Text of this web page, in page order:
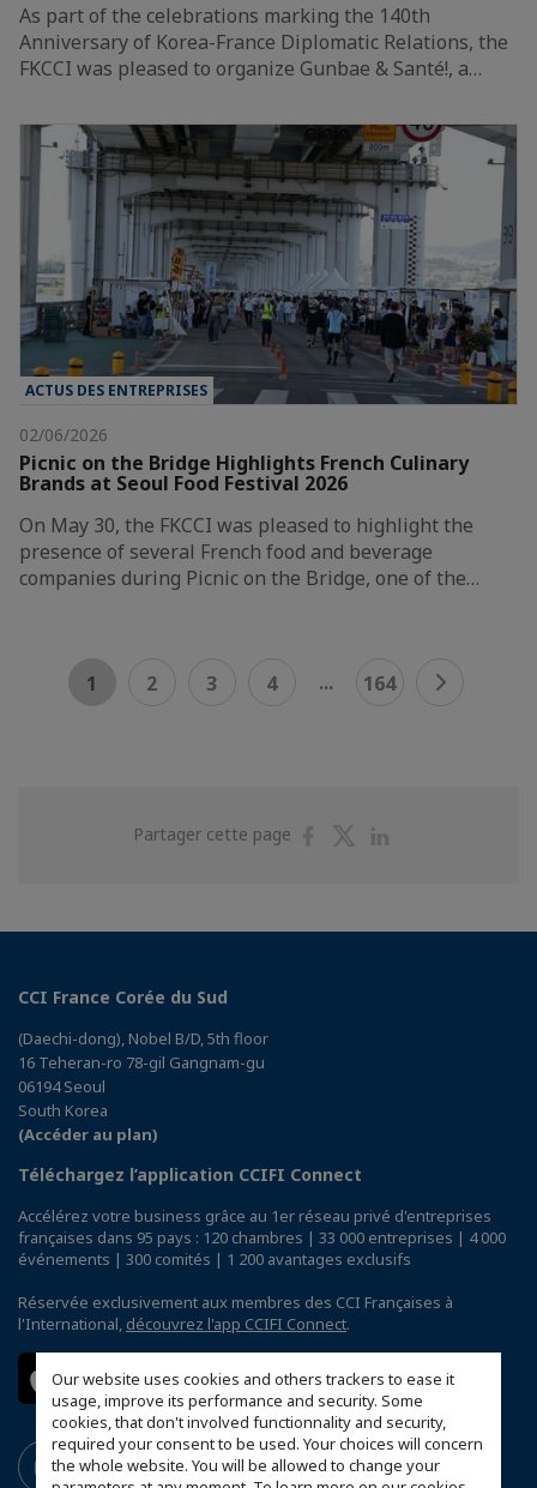
Our website uses cookies and others trackers to ease it
usage, improve its performance and security. Some
cookies, that don't involved functionnality and security,
required your consent to be used. Your choices will concern
the whole website. You will be allowed to change your
As part of the celebrations marking the 140th
Anniversary of Korea-France Diplomatic Relations, the
FKCCI was pleased to organize Gunbae & Santé!, a…
ACTUS DES ENTREPRISES
02/06/2026
Picnic on the Bridge Highlights French Culinary
Brands at Seoul Food Festival 2026
On May 30, the FKCCI was pleased to highlight the
presence of several French food and beverage
companies during Picnic on the Bridge, one of the…
1 2 3 4 ... 164
Partager cette page
PartagerPartager
CCI France Corée du Sud
(Daechi-dong), Nobel B/D, 5th floor
16 Teheran-ro 78-gil Gangnam-gu
06194 Seoul
South Korea
(Accéder au plan)
Téléchargez l’application CCIFI Connect
Accélérez votre business grâce au 1er réseau privé d'entreprises
françaises dans 95 pays : 120 chambres | 33 000 entreprises | 4 000
événements | 300 comités | 1 200 avantages exclusifs
Réservée exclusivement aux membres des CCI Françaises à
l'International, découvrez l'app CCIFI Connect.